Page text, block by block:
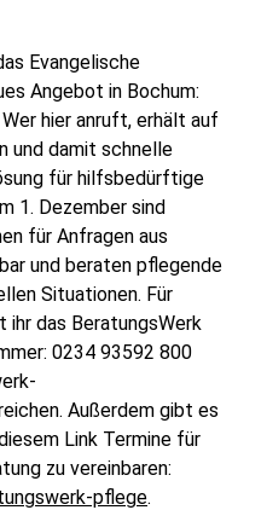
Evangelische
Angebot in Bochum:
hier anruft, erhält auf
und damit schnelle
für hilfsbedürftige
1. Dezember sind
für Anfragen aus
und beraten pflegende
Situationen. Für
das BeratungsWerk
0234 93592 800
Außerdem gibt es
Link Termine für
zu vereinbaren:
pflege.